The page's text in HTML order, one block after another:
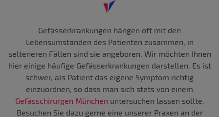
Gefässerkrankungen hängen oft mit den
Lebensumständen des Patienten zusammen, in
selteneren Fällen sind sie angeboren. Wir möchten Ihnen
hier einige häufige Gefässerkrankungen darstellen. Es ist
schwer, als Patient das eigene Symptom richtig
einzuordnen, so dass man sich stets von einem
Gefässchirurgen München untersuchen lassen sollte.
Besuchen Sie dazu gerne eine unserer Praxen an der